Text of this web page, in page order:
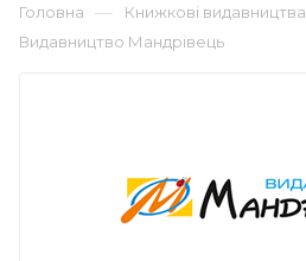
Головна — Книжкові видавництва
Видавництво Мандрівець